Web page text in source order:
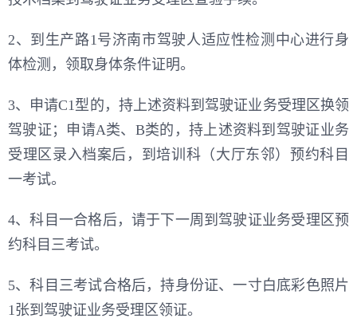
2、到生产路1号济南市驾驶人适应性检测中心进行身
体检测，领取身体条件证明。
3、申请C1型的，持上述资料到驾驶证业务受理区换领
驾驶证；申请A类、B类的，持上述资料到驾驶证业务
受理区录入档案后，到培训科（大厅东邻）预约科目
一考试。
4、科目一合格后，请于下一周到驾驶证业务受理区预
约科目三考试。
5、科目三考试合格后，持身份证、一寸白底彩色照片
1张到驾驶证业务受理区领证。